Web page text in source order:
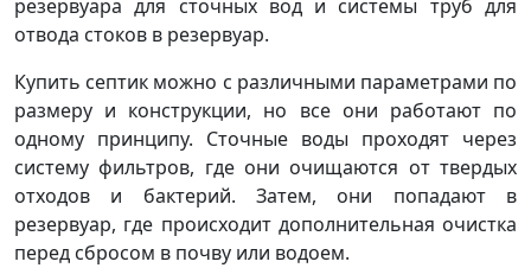
резервуара для сточных вод и системы труб для
отвода стоков в резервуар.
Купить септик можно с различными параметрами по
размеру и конструкции, но все они работают по
одному принципу. Сточные воды проходят через
систему фильтров, где они очищаются от твердых
отходов и бактерий. Затем, они попадают в
резервуар, где происходит дополнительная очистка
перед сбросом в почву или водоем.